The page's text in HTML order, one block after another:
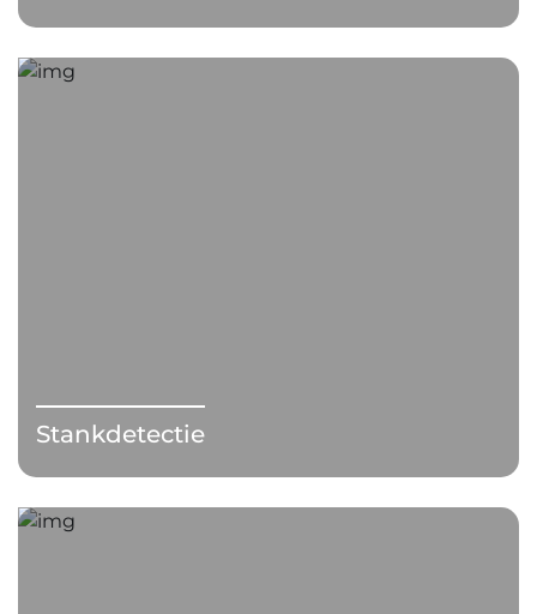
Stankdetectie